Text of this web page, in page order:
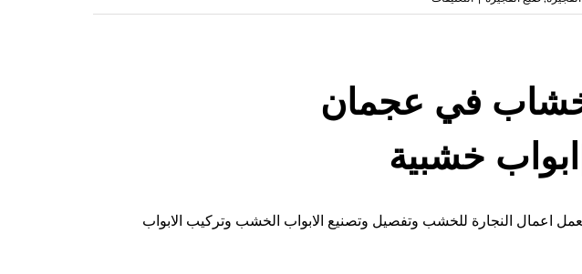
شركة
|0503418441|
رخيص
مغلقة
في عجمان
اعمال النجارة للخشب وتفصيل وتصنيع الابواب الخشب وتركيب الابواب